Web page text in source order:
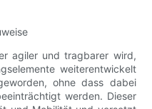
agiler und tragbarer wird,
weiterentwickelt
ohne dass dabei
werden. Dieser